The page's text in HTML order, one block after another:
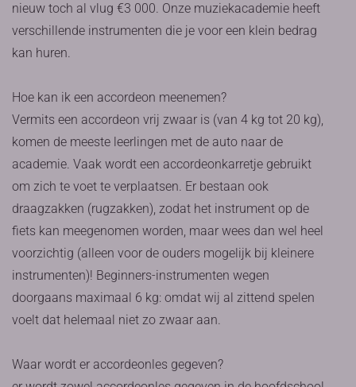
nieuw toch al vlug €3 000. Onze muziekacademie heeft
verschillende instrumenten die je voor een klein bedrag
kan huren.
Hoe kan ik een accordeon meenemen?
Vermits een accordeon vrij zwaar is (van 4 kg tot 20 kg),
komen de meeste leerlingen met de auto naar de
academie. Vaak wordt een accordeonkarretje gebruikt
om zich te voet te verplaatsen. Er bestaan ook
draagzakken (rugzakken), zodat het instrument op de
fiets kan meegenomen worden, maar wees dan wel heel
voorzichtig (alleen voor de ouders mogelijk bij kleinere
instrumenten)! Beginners-instrumenten wegen
doorgaans maximaal 6 kg: omdat wij al zittend spelen
voelt dat helemaal niet zo zwaar aan.
Waar wordt er accordeonles gegeven?